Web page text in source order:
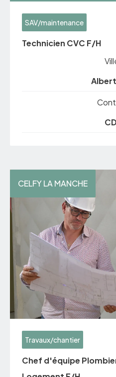
SAV/maintenance
Technicien CVC F/H
CELFY LA MANCHE
Travaux/chantier
Chef d'équipe